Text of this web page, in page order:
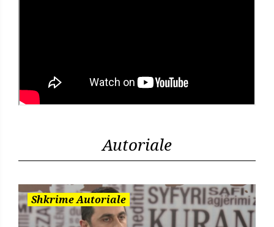
Autoriale
Shkrime Autoriale